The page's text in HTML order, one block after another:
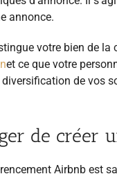
annonce.
votre bien de la
et ce que votre
de vos
de créer
Airbnb est